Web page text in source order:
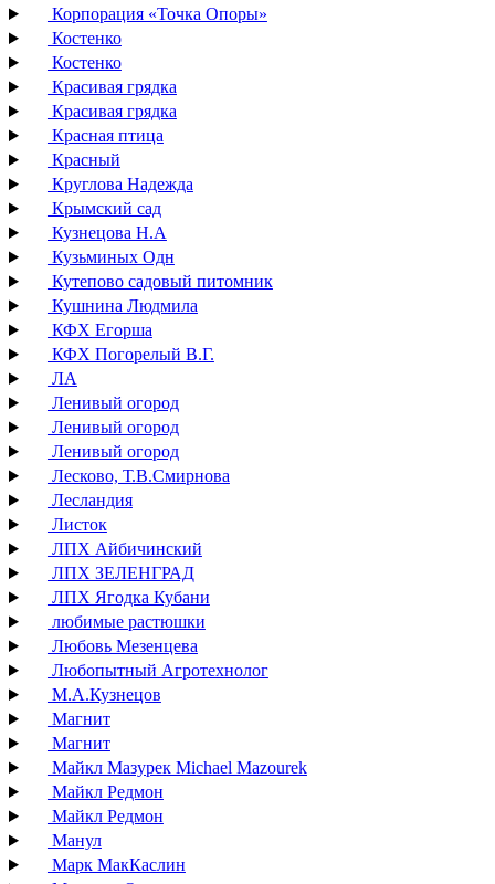
Корпорация «Точка Опоры»
Костенко
Костенко
Красивая грядка
Красивая грядка
Красная птица
Красный
Круглова Надежда
Крымский сад
Кузнецова Н.А
Кузьминых Одн
Кутепово садовый питомник
Кушнина Людмила
КФХ Егорша
КФХ Погорелый В.Г.
ЛА
Ленивый огород
Ленивый огород
Ленивый огород
Лесково, Т.В.Смирнова
Лесландия
Листок
ЛПХ Айбичинский
ЛПХ ЗЕЛЕНГРАД
ЛПХ Ягодка Кубани
любимые растюшки
Любовь Мезенцева
Любопытный Агротехнолог
М.А.Кузнецов
Магнит
Магнит
Майкл Мазурек Michael Mazourek
Майкл Редмон
Майкл Редмон
Манул
Марк МакКаслин